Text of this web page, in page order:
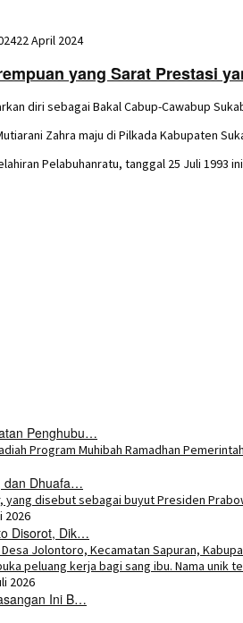
22 April 2024
yang Sarat Prestasi
diri sebagai Bakal Cabup-Cawabup
Zahra maju di Pilkada Kabupaten
Pelabuhanratu, tanggal 25 Juli 1993
Penghubu…
dan Dhuafa…
2026
Disorot, Dik…
2026
Ini B…